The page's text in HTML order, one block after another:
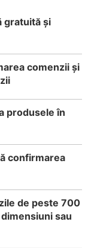
gratuită și
comenzii și
produsele în
confirmarea
de peste 700
sau